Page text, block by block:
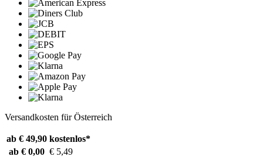
Versandkosten für Österreich
ab € 49,90 kostenlos*
ab € 0,00 € 5,49